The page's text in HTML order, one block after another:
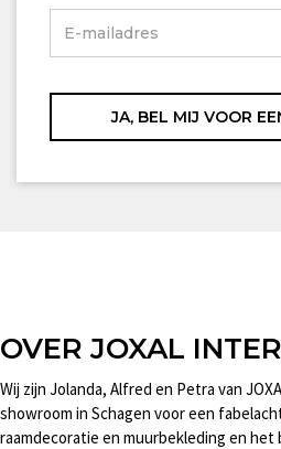
OVER JOXAL
Wij zijn Jolanda, Alfred en Petra van
showroom in Schagen voor een
raamdecoratie en muurbekleding en